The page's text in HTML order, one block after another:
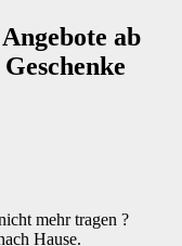
ab
mehr tragen ?
Hause.